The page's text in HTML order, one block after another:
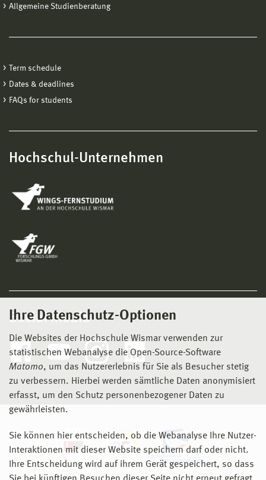
Ihre Datenschutz-Optionen
Die Websites der Hochschule Wismar verwenden zur
statistischen Webanalyse die Open-Source-Software
Matomo, um das Nutzererlebnis für Sie als Besucher stetig
zu verbessern. Hierbei werden sämtliche Daten anonymisiert
erfasst, um den Schutz personenbezogener Daten zu
gewährleisten.
Sie können hier entscheiden, ob die Webanalyse Ihre Nutzer-
Interaktionen mit dieser Website speichern darf oder nicht.
Ihre Entscheidung wird auf ihrem Gerät gespeichert, so dass
Allgemeine Studienberatung
Term schedule
Dates & deadlines
FAQs for students
Hochschul-Unternehmen
Social Media